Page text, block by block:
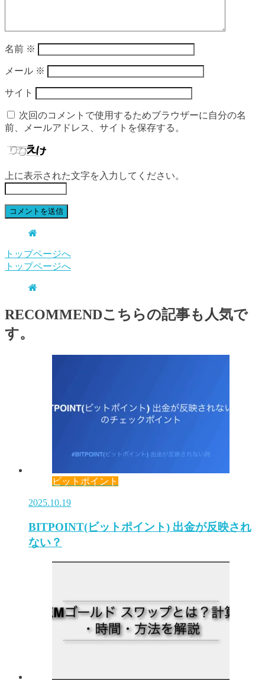
名前 ※
メール ※
サイト
次回のコメントで使用するためブラウザーに自分の名
前、メールアドレス、サイトを保存する。
上に表示された文字を入力してください。
トップページへ
トップページへ
RECOMMENDこちらの記事も人気で
す。
ビットポイント
2025.10.19
BITPOINT(ビットポイント) 出金が反映され
ない？